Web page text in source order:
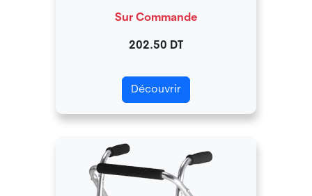
Sur Commande
202.50 DT
Découvrir